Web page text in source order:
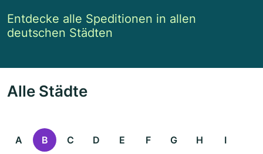
Entdecke alle Speditionen in allen
deutschen Städten
Alle Städte
A B C D E F G H I